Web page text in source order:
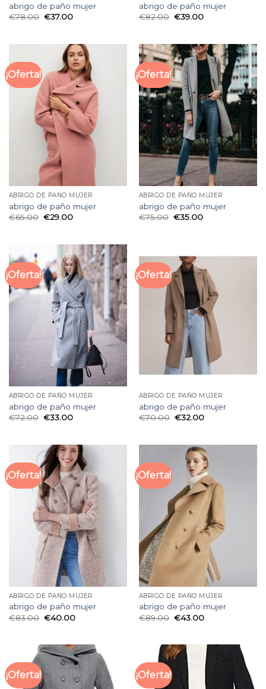
abrigo de paño mujer
€78.00 €37.00
abrigo de paño mujer
€82.00 €39.00
¡Oferta!
ABRIGO DE PAÑO MUJER
abrigo de paño mujer
€65.00 €29.00
¡Oferta!
ABRIGO DE PAÑO MUJER
abrigo de paño mujer
€75.00 €35.00
¡Oferta!
ABRIGO DE PAÑO MUJER
abrigo de paño mujer
€72.00 €33.00
¡Oferta!
ABRIGO DE PAÑO MUJER
abrigo de paño mujer
€70.00 €32.00
¡Oferta!
ABRIGO DE PAÑO MUJER
abrigo de paño mujer
€83.00 €40.00
¡Oferta!
ABRIGO DE PAÑO MUJER
abrigo de paño mujer
€89.00 €43.00
¡Oferta! ¡Oferta!